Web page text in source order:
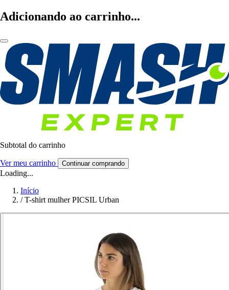
Adicionando ao carrinho...
Subtotal do carrinho
Ver meu carrinho Continuar comprando
Loading...
Início
/ T-shirt mulher PICSIL Urban